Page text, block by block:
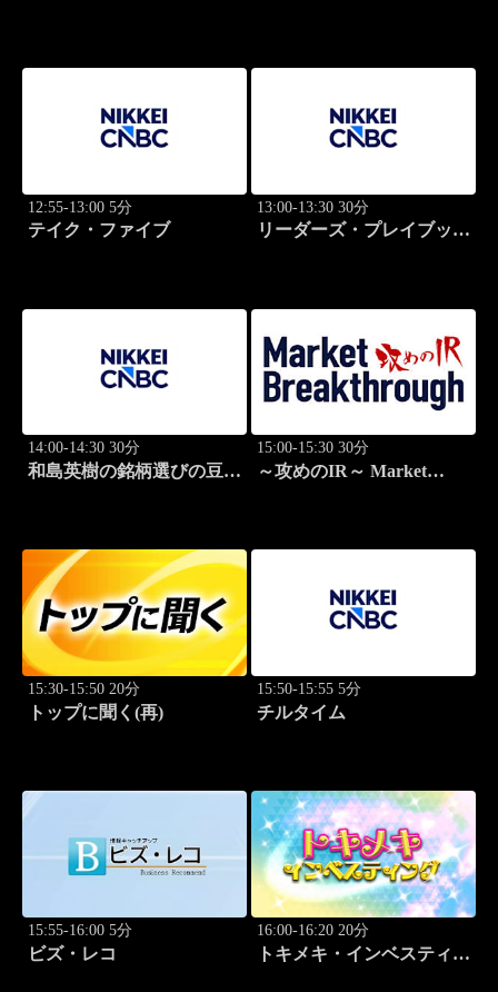
12:55-13:00 5分
テイク・ファイブ
13:00-13:30 30分
リーダーズ・プレイブック
14:00-14:30 30分
和島英樹の銘柄選びの豆知
15:00-15:30 30分
～攻めのIR～ Market
15:30-15:50 20分
トップに聞く(再)
15:50-15:55 5分
チルタイム
15:55-16:00 5分
ビズ・レコ
16:00-16:20 20分
トキメキ・インベスティン